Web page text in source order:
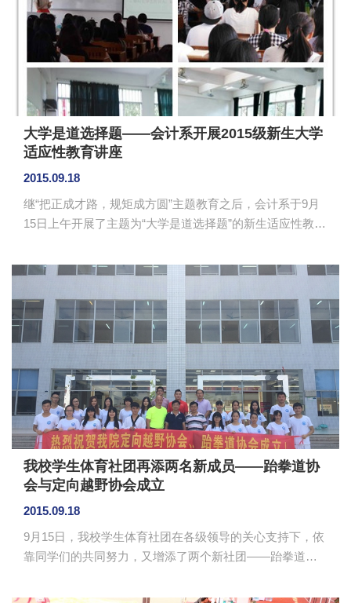
念，认真配合教官的训练计划，一丝不苟地完成教官要求
的训练任务。整齐划一的动作，嘹亮的口号，赢得了系领
导的好评。 ...
大学是道选择题——会计系开展2015级新生大学
适应性教育讲座
2015.09.18
继“把正成才路，规矩成方圆”主题教育之后，会计系于9月
15日上午开展了主题为“大学是道选择题”的新生适应性教育
纯、蓝乐钿、梁小、罗彩玲、吴梦主讲。 讲座以问
生活进行了描述，新生们积极分享了他们心中的大学生
活。随后，通过放羊娃的故事引出大学生的迷茫问题，并
从以下四个方面指导新生如何做好大学这道选择题：一是
明确大学学习与中学学习的区别，注重环境适应、学习适
应、心理适应；二是从三种社会规...
我校学生体育社团再添两名新成员——跆拳道协
会与定向越野协会成立
2015.09.18
9月15日，我校学生体育社团在各级领导的关心支持下，依
靠同学们的共同努力，又增添了两个新社团——跆拳道协
翔与定向越野协会指导老师祝建波一致认为，新成立的协